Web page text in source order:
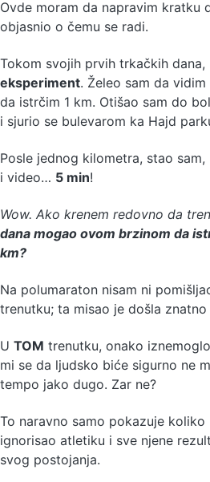
Ovde moram da napravim kratku
objasnio o čemu se radi.
Tokom svojih prvih trkačkih dana,
eksperiment. Želeo sam da
da istrčim 1 km. Otišao sam do
i sjurio se bulevarom ka Hajd
Posle jednog kilometra, stao
i video… 5 min!
Wow. Ako krenem redovno da
dana mogao ovom brzinom da
km?
Na polumaraton nisam ni
trenutku; ta misao je došla znatno
U TOM trenutku, onako
mi se da ljudsko biće sigurno ne
tempo jako dugo. Zar ne?
To naravno samo pokazuje koliko
ignorisao atletiku i sve njene
svog postojanja.